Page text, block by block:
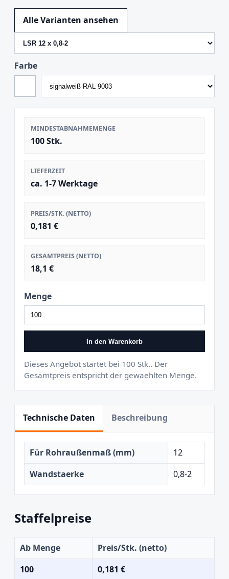
Alle Varianten ansehen
Farbe
MINDESTABNAHMEMENGE
100 Stk.
LIEFERZEIT
ca. 1-7 Werktage
PREIS/STK. (NETTO)
0,181 €
GESAMTPREIS (NETTO)
18,1 €
Menge
In den Warenkorb
Dieses Angebot startet bei 100 Stk.. Der
Gesamtpreis entspricht der gewaehlten Menge.
Technische Daten Beschreibung
Für Rohraußenmaß (mm)
12
Wandstaerke
0,8-2
Staffelpreise
Ab Menge
Preis/Stk. (netto)
100
0,181 €